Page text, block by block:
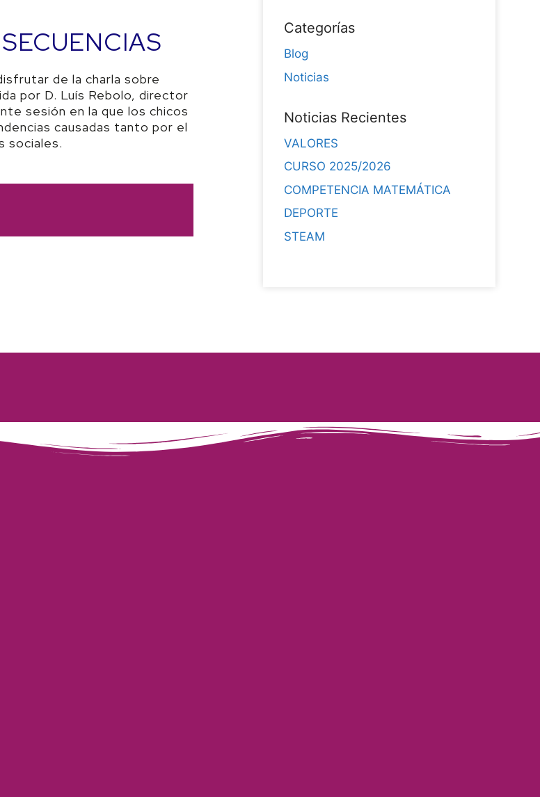
de la charla sobre
por D. Luís Rebolo, director
sesión en la que los chicos
causadas tanto por el
sociales.
Categorías
Blog
Noticias
Noticias Recientes
VALORES
CURSO 2025/2026
COMPETENCIA MATEMÁTICA
DEPORTE
STEAM